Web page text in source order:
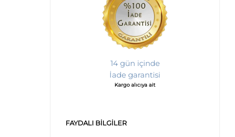
14 gün içinde
İade garantisi
Kargo alıcıya ait
FAYDALI BILGILER